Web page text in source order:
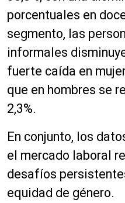
porcentuales en
segmento, las
informales
fuerte caída en
que en hombres se
2,3%.
En conjunto, los
el mercado laboral
desafíos
equidad de género.